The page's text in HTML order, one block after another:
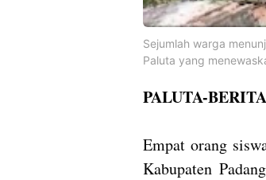
Sejumlah warga
Paluta yang
PALUTA-
Empat orang
Kabupaten